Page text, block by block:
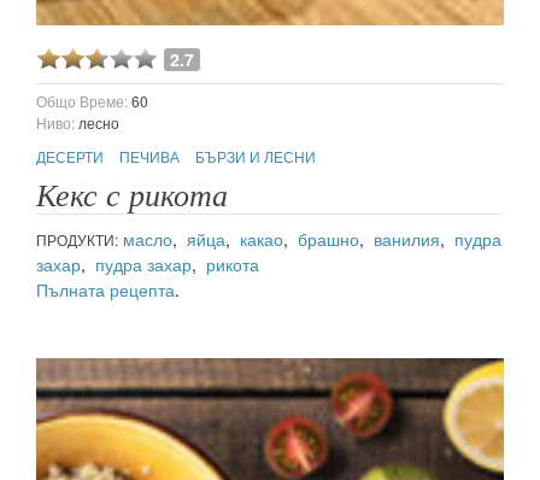
2.7
Общо Време:60
Ниво: лесно
ДЕСЕРТИ
ПЕЧИВА БЪРЗИ И ЛЕСНИ
Кекс с рикота
ПРОДУКТИ: масло, яйца, какао, брашно, ванилия, пудра
захар, пудра захар, рикота
Пълната рецепта.